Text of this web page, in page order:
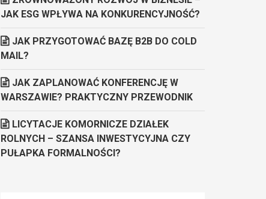
JAK ESG WPŁYWA NA KONKURENCYJNOŚĆ?
JAK PRZYGOTOWAĆ BAZĘ B2B DO COLD
MAIL?
JAK ZAPLANOWAĆ KONFERENCJĘ W
WARSZAWIE? PRAKTYCZNY PRZEWODNIK
LICYTACJE KOMORNICZE DZIAŁEK
ROLNYCH – SZANSA INWESTYCYJNA CZY
PUŁAPKA FORMALNOŚCI?